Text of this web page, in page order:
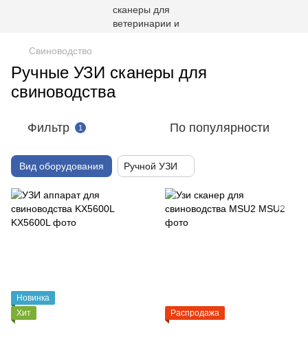
Свиноводство
Ручные УЗИ сканеры для
свиноводства
Фильтр 1 По популярности
Вид оборудования Ручной УЗИ
Новинка
Хит
Распродажа